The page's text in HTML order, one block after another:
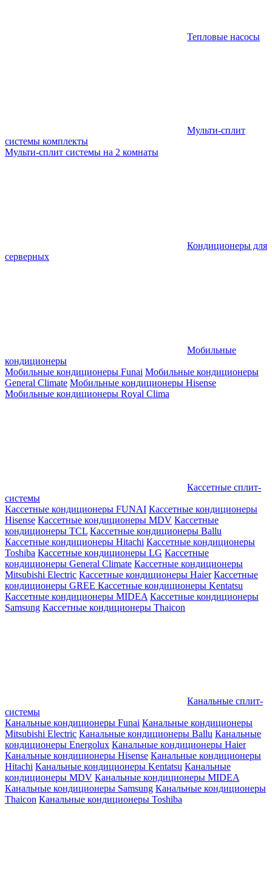
Тепловые насосы
Мульти-сплит
системы комплекты
Мульти-сплит системы на 2 комнаты
Кондиционеры для
серверных
Мобильные
кондиционеры
Мобильные кондиционеры Funai Мобильные кондиционеры
General Climate Мобильные кондиционеры Hisense
Мобильные кондиционеры Royal Clima
Кассетные сплит-
системы
Кассетные кондиционеры FUNAI Кассетные кондиционеры
Hisense Кассетные кондиционеры MDV Кассетные
кондиционеры TCL Кассетные кондиционеры Ballu
Кассетные кондиционеры Hitachi Кассетные кондиционеры
Toshiba Кассетные кондиционеры LG Кассетные
кондиционеры General Climate Кассетные кондиционеры
Mitsubishi Electric Кассетные кондиционеры Haier Кассетные
кондиционеры GREE Кассетные кондиционеры Kentatsu
Кассетные кондиционеры MIDEA Кассетные кондиционеры
Samsung Кассетные кондиционеры Thaicon
Канальные сплит-
системы
Канальные кондиционеры Funai Канальные кондиционеры
Mitsubishi Electric Канальные кондиционеры Ballu Канальные
кондиционеры Energolux Канальные кондиционеры Haier
Канальные кондиционеры Hisense Канальные кондиционеры
Hitachi Канальные кондиционеры Kentatsu Канальные
кондиционеры MDV Канальные кондиционеры MIDEA
Канальные кондиционеры Samsung Канальные кондиционеры
Thaicon Канальные кондиционеры Toshiba